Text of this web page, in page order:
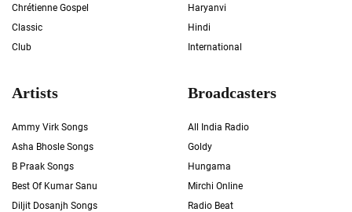
Chrétienne Gospel
Classic
Club
Haryanvi
Hindi
International
Artists
Ammy Virk Songs
Asha Bhosle Songs
B Praak Songs
Best Of Kumar Sanu
Diljit Dosanjh Songs
Broadcasters
All India Radio
Goldy
Hungama
Mirchi Online
Radio Beat